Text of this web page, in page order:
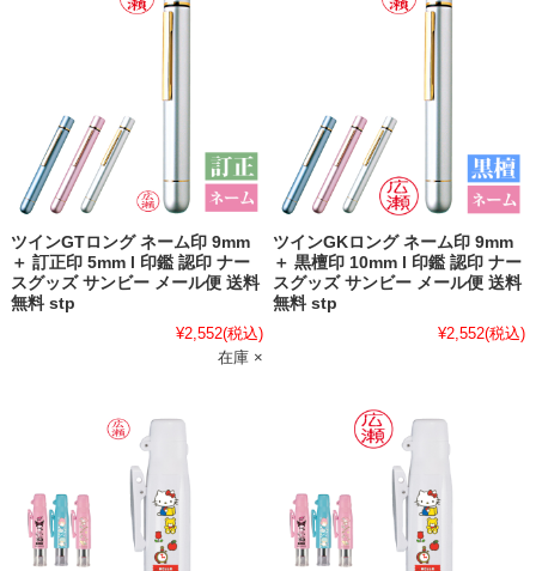
ツインGTロング ネーム印 9mm
＋ 訂正印 5mm l 印鑑 認印 ナー
スグッズ サンビー メール便 送料
無料 stp
¥2,552(税込)
在庫 ×
ツインGKロング ネーム印 9mm
＋ 黒檀印 10mm l 印鑑 認印 ナー
スグッズ サンビー メール便 送料
無料 stp
¥2,552(税込)